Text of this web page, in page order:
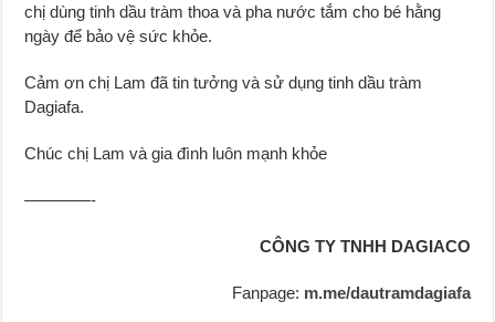
chị dùng tinh dầu tràm thoa và pha nước tắm cho bé hằng
ngày để bảo vệ sức khỏe.
Cảm ơn chị Lam đã tin tưởng và sử dụng tinh dầu tràm
Dagiafa.
Chúc chị Lam và gia đình luôn mạnh khỏe
————-
CÔNG TY TNHH DAGIACO
Fanpage: m.me/dautramdagiafa